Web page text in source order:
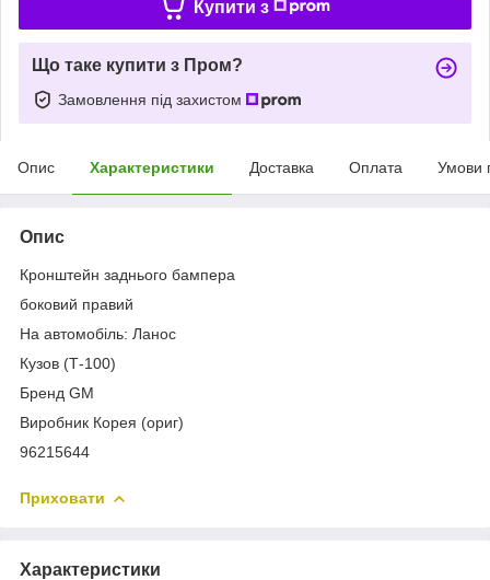
Купити з
Що таке купити з Пром?
Замовлення під захистом
Опис Характеристики Доставка Оплата Умови
Опис
Кронштейн заднього бампера
боковий правий
На автомобіль: Ланос
Кузов (Т-100)
Бренд GM
Виробник Корея (ориг)
96215644
Приховати
Характеристики